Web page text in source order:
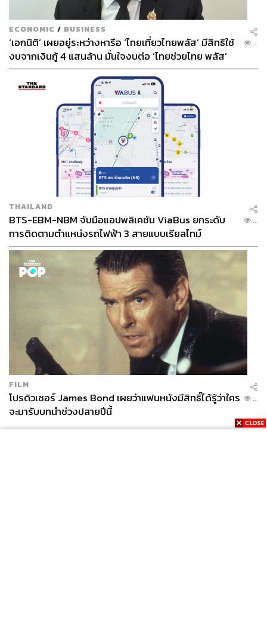
ECONOMIC / BUSINESS
‘เอกนิติ’ เผยอยู่ระหว่างหารือ ‘ไทยเที่ยวไทยพลัส’ มีสิทธิใช้
งบจากเงินกู้ 4 แสนล้าน มั่นใจงบต่อ ‘ไทยช่วยไทย พลัส’
เฟส 2 มีเพียงพอ
...
THAILAND
BTS-EBM-NBM จับมือแอปพลิเคชัน ViaBus ยกระดับ
การติดตามตำแหน่งรถไฟฟ้า 3 สายแบบเรียลไทม์
...
FILM
โปรดิวเซอร์ James Bond เผยว่าแฟนหนังมีสิทธิ์ได้รู้ว่าใคร
จะมารับบทนำช่วงปลายปีนี้
...